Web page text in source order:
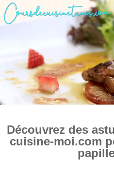
Découvrez des
cuisine-moi.com